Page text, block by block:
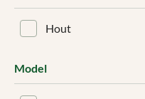
Hout
Model